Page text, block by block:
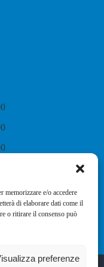
e/o accedere
di elaborare dati come il
o ritirare il consenso può
preferenze